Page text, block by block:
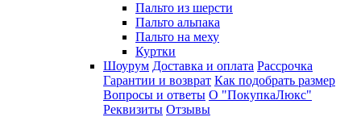
Пальто из шерсти
Пальто альпака
Пальто на меху
Куртки
Шоурум Доставка и оплата Рассрочка
Гарантии и возврат Как подобрать размер
Вопросы и ответы О "ПокупкаЛюкс"
Реквизиты Отзывы